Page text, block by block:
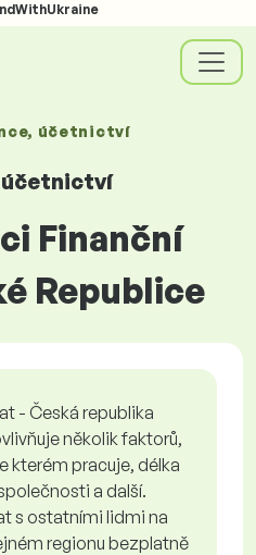
účetnictví
účetnictví
Finanční
Republice
- Česká republika
několik faktorů,
kterém pracuje, délka
a další.
s ostatními lidmi na
regionu bezplatně